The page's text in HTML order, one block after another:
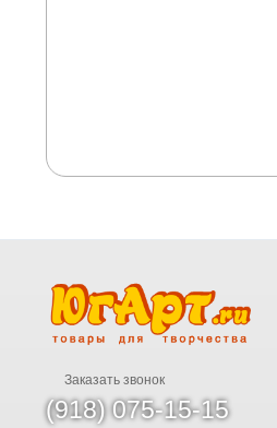
Заказать звонок
(918) 075-15-15